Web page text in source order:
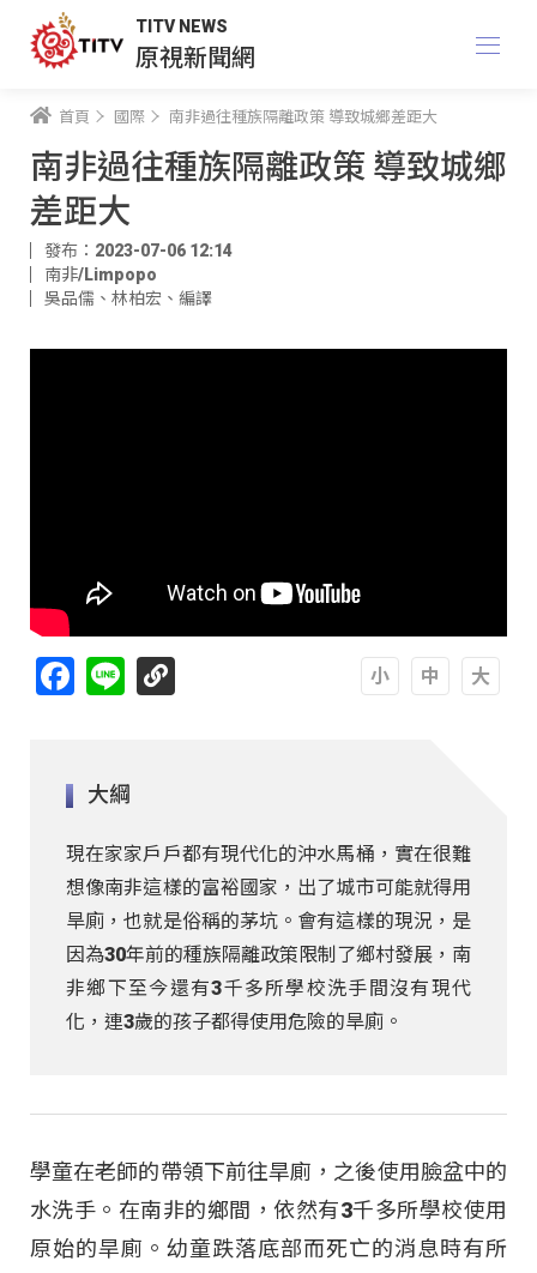
TITV NEWS
原視新聞網
首頁 國際 南非過往種族隔離政策 導致城鄉差距大
南非過往種族隔離政策 導致城鄉
差距大
發布：2023-07-06 12:14
南非/Limpopo
吳品儒 、 林柏宏 、 編譯
Facebook
Line
大綱
現在家家戶戶都有現代化的沖水馬桶，實在很難
想像南非這樣的富裕國家，出了城市可能就得用
旱廁，也就是俗稱的茅坑。會有這樣的現況，是
因為30年前的種族隔離政策限制了鄉村發展，南
非鄉下至今還有3千多所學校洗手間沒有現代
化，連3歲的孩子都得使用危險的旱廁。
學童在老師的帶領下前往旱廁，之後使用臉盆中的
水洗手。在南非的鄉間，依然有3千多所學校使用
原始的旱廁。幼童跌落底部而死亡的消息時有所